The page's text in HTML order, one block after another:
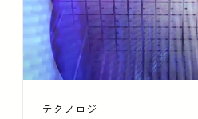
テクノロジー